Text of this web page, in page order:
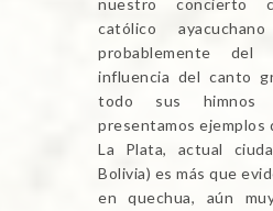
católico
probablemente
influencia del canto
todo sus
presentamos ejemplos
La Plata, actual
Bolivia) es más que
en quechua, aún